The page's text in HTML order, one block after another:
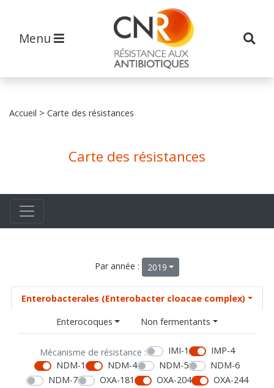
Menu
Accueil > Carte des résistances
Carte des résistances
Par année : 2019
Enterobacterales (Enterobacter cloacae complex)
Enterocoques
Non fermentants
Mécanisme de résistance : IMI-1
IMP-4
NDM-1
NDM-4 NDM-5
NDM-6
NDM-7
OXA-181 OXA-204
OXA-244